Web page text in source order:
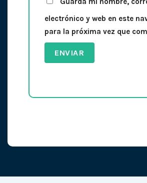
electrónico y web en este
para la próxima vez que